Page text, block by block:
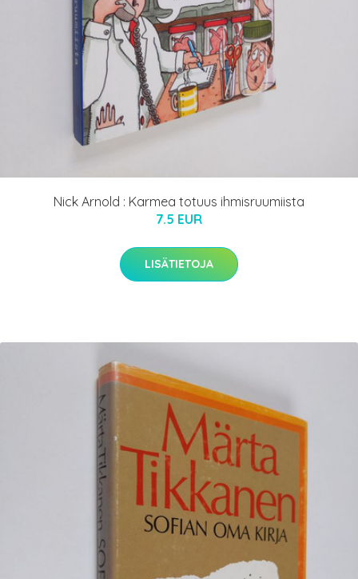
Nick Arnold : Karmea totuus ihmisruumiista
7.5 EUR
LISÄTIETOJA